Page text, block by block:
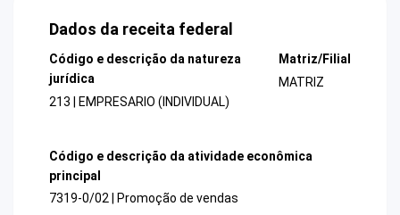
Dados da receita federal
Código e descrição da natureza
jurídica
213 | EMPRESARIO (INDIVIDUAL)
Matriz/Filial
MATRIZ
Código e descrição da atividade econômica
principal
7319-0/02 | Promoção de vendas